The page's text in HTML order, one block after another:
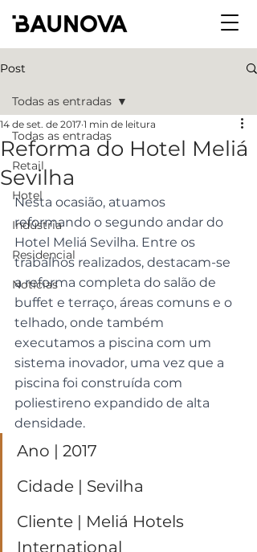
Post
Todas as entradas
Retail
Hotel
Indústria
Residencial
Notícias
Todas as entradas
Reforma do Hotel Meliá
Sevilha
14 de set. de 2017 1 min de leitura
Nesta ocasião, atuamos
reformando o segundo andar do
Hotel Meliá Sevilha. Entre os
trabalhos realizados, destacam-se
a reforma completa do salão de
buffet e terraço, áreas comuns e o
telhado, onde também
executamos a piscina com um
sistema inovador, uma vez que a
piscina foi construída com
poliestireno expandido de alta
densidade.
Ano | 2017
Cidade | Sevilha
Cliente | Meliá Hotels
International